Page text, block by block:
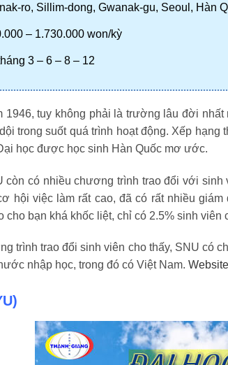
ro, Sillim-dong, Gwanak-gu, Seoul, Hàn
– 1.730.000 won/kỳ
3 – 6 – 8 – 12
tuy không phải là trường lâu đời
trong suốt quá trình hoạt động. Xếp
học được học sinh Hàn Quốc mơ ước.
còn có nhiều chương trình trao đổi với
hội việc làm rất cao, đã có rất nhiều
cho bạn khá khốc liệt, chỉ có 2.5% sinh viên
trình trao đổi sinh viên cho thấy, SNU có
nhập học, trong đó có Việt Nam.
)